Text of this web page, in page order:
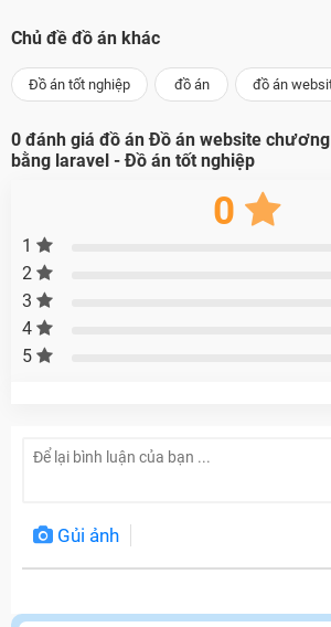
Chủ đề đồ án khác
Đồ án tốt nghiệp đồ án đồ án
0 đánh giá đồ ánĐồ án website
bằng laravel - Đồ án tốt nghiệp
0
1
2
3
4
5
Gủi ảnh